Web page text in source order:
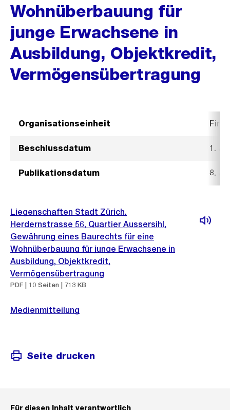
Wohnüberbauung für
junge Erwachsene in
Ausbildung, Objektkredit,
Vermögensübertragung
Organisationseinheit
Beschlussdatum 1.
Publikationsdatum 8.
Liegenschaften Stadt Zürich,
Herdernstrasse 56, Quartier Aussersihl,
Gewährung eines Baurechts für eine
Wohnüberbauung für junge Erwachsene in
Ausbildung, Objektkredit,
Vermögensübertragung
PDF | 10 Seiten | 713 KB
Medienmitteilung
Seite drucken
Für diesen Inhalt verantwortlich